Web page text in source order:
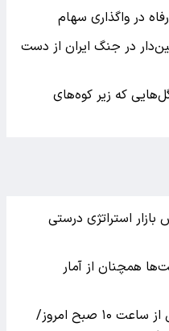
در واگذاری سهام
سرنشین‌دار در جنگ ایران از دست
که زیر کوه‌های
بازار استراتژی درستی
همچنان از آمار
اعمال محدودیت تردد در چالوس از ساعت ۱۰ صبح امروز/